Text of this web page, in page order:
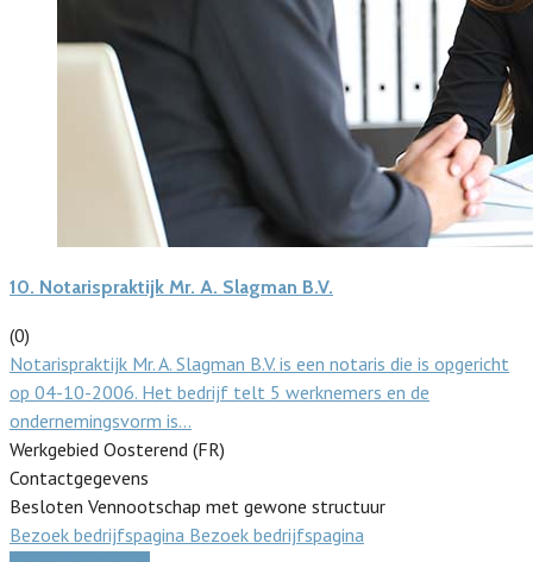
10. Notarispraktijk Mr. A. Slagman B.V.
(0)
Notarispraktijk Mr. A. Slagman B.V. is een notaris die is opgericht
op 04-10-2006. Het bedrijf telt 5 werknemers en de
ondernemingsvorm is…
Werkgebied Oosterend (FR)
Contactgegevens
Besloten Vennootschap met gewone structuur
Bezoek bedrijfspagina Bezoek bedrijfspagina